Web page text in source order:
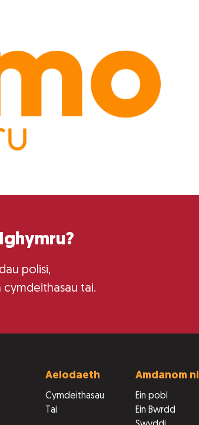
polisi,
tai.
Aelodaeth
Cymdeithasau
Tai
Amdanom ni
Ein pobl
Ein Bwrdd